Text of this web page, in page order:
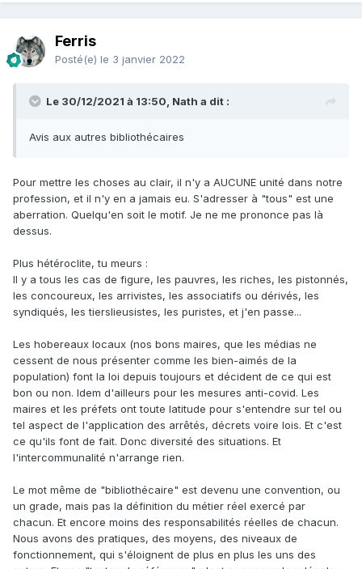
Ferris
Posté(e) le 3 janvier 2022
Le 30/12/2021 à 13:50, Nath a dit :
Avis aux autres bibliothécaires
Pour mettre les choses au clair, il n'y a AUCUNE unité dans notre
profession, et il n'y en a jamais eu. S'adresser à "tous" est une
aberration. Quelqu'en soit le motif. Je ne me prononce pas là
dessus.
Plus hétéroclite, tu meurs :
Il y a tous les cas de figure, les pauvres, les riches, les pistonnés,
les concoureux, les arrivistes, les associatifs ou dérivés, les
syndiqués, les tierslieusistes, les puristes, et j'en passe...
Les hobereaux locaux (nos bons maires, que les médias ne
cessent de nous présenter comme les bien-aimés de la
population) font la loi depuis toujours et décident de ce qui est
bon ou non. Idem d'ailleurs pour les mesures anti-covid. Les
maires et les préfets ont toute latitude pour s'entendre sur tel ou
tel aspect de l'application des arrêtés, décrets voire lois. Et c'est
ce qu'ils font de fait. Donc diversité des situations. Et
l'intercommunalité n'arrange rien.
Le mot même de "bibliothécaire" est devenu une convention, ou
un grade, mais pas la définition du métier réel exercé par
chacun. Et encore moins des responsabilités réelles de chacun.
Nous avons des pratiques, des moyens, des niveaux de
fonctionnement, qui s'éloignent de plus en plus les uns des